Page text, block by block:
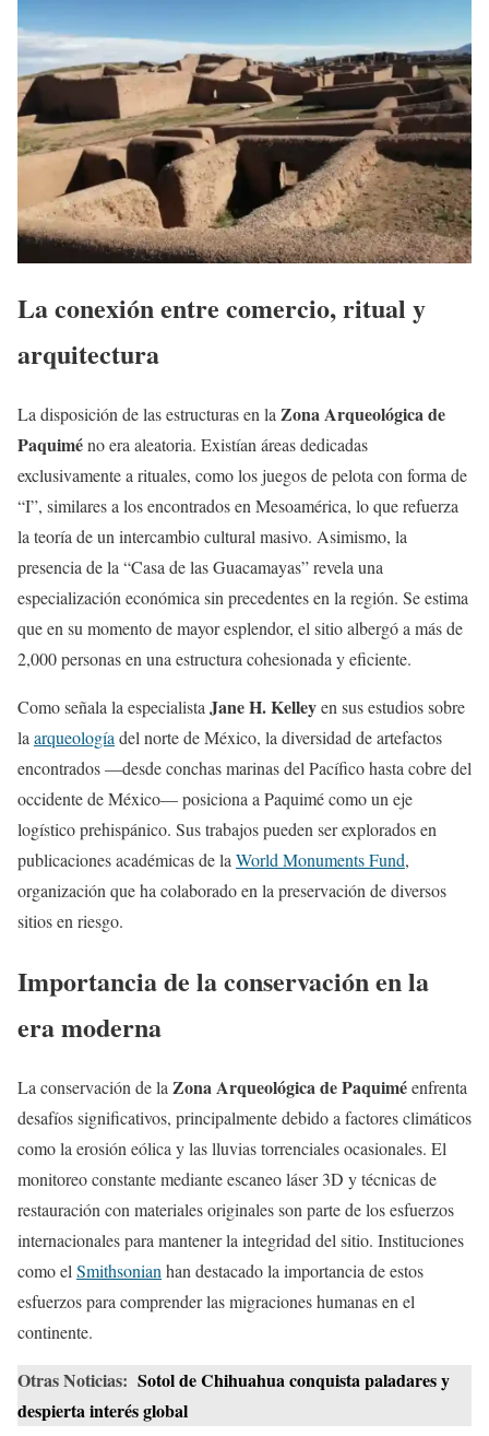
La conexión entre comercio, ritual y
arquitectura
La disposición de las estructuras en la Zona Arqueológica de
Paquiméno era aleatoria. Existían áreas dedicadas
exclusivamente a rituales, como los juegos de pelota con forma de
“I”, similares a los encontrados en Mesoamérica, lo que refuerza
la teoría de un intercambio cultural masivo. Asimismo, la
presencia de la “Casa de las Guacamayas” revela una
especialización económica sin precedentes en la región. Se estima
que en su momento de mayor esplendor, el sitio albergó a más de
2,000 personas en una estructura cohesionada y eficiente.
Como señala la especialista Jane H. Kelleyen sus estudios sobre
la arqueología del norte de México, la diversidad de artefactos
encontrados —desde conchas marinas del Pacífico hasta cobre del
occidente de México— posiciona a Paquimé como un eje
logístico prehispánico. Sus trabajos pueden ser explorados en
publicaciones académicas de la World Monuments Fund,
organización que ha colaborado en la preservación de diversos
sitios en riesgo.
Importancia de la conservación en la
era moderna
La conservación de la Zona Arqueológica de Paquiméenfrenta
desafíos significativos, principalmente debido a factores climáticos
como la erosión eólica y las lluvias torrenciales ocasionales. El
monitoreo constante mediante escaneo láser 3D y técnicas de
restauración con materiales originales son parte de los esfuerzos
internacionales para mantener la integridad del sitio. Instituciones
como el Smithsonian han destacado la importancia de estos
esfuerzos para comprender las migraciones humanas en el
continente.
Otras Noticias: Sotol de Chihuahua conquista paladares y
despierta interés global